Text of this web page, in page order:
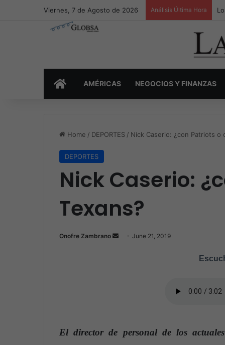
Viernes, 7 de Agosto de 2026 Análisis Última Hora
INICIOAMÉRICAS NEGOCIOS Y FINANZAS
Home / DEPORTES / Nick Caserio: ¿con Patriots o
DEPORTES
Nick Caserio:
Texans?
Onofre Zambrano June 21, 2019
El director de personal de los